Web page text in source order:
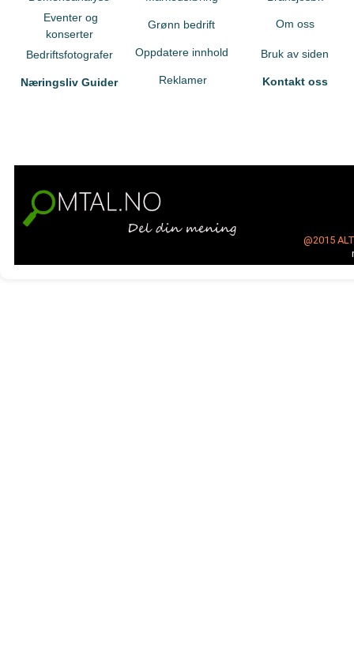
Eventer og
konserter
Bedriftsfotografer
Næringsliv Guider
Grønn bedrift
Oppdatere innhold
Reklamer
Om oss
Bruk av siden
Kontakt oss
@2015